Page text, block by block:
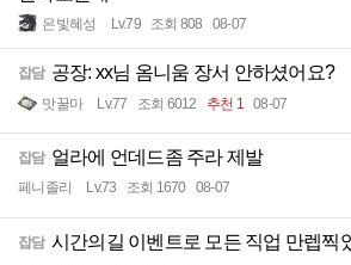
은빛혜성 Lv.79 조회 808 08-07
잡담 공장: xx님 옴니움 장서 안하셨어요?
맛꿀마 Lv.77 조회 6012 추천 1 08-07
잡담 얼라에 언데드좀 주라 제발
페니졸리 Lv.73 조회 1670 08-07
잡담 시간의길 이벤트로 모든 직업 만렙찍